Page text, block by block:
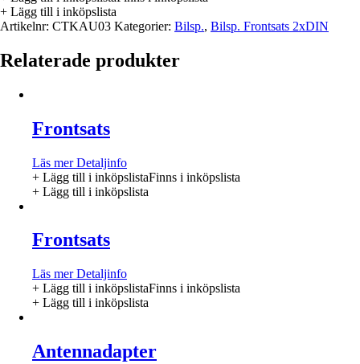
+ Lägg till i inköpslista
Artikelnr: CTKAU03 Kategorier: Bilsp., Bilsp. Frontsats 2xDIN
Relaterade produkter
Frontsats
Läs merDetaljinfo
+ Lägg till i inköpslistaFinns i inköpslista
+ Lägg till i inköpslista
Frontsats
Läs merDetaljinfo
+ Lägg till i inköpslistaFinns i inköpslista
+ Lägg till i inköpslista
Antennadapter